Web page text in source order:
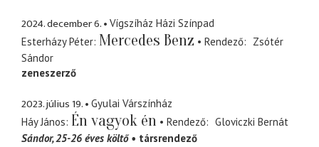
2024. december 6.
Vígszíház Házi Színpad
Esterházy Péter Mercedes Benz Rendező
Zsótér
Sándor
zeneszerző
2023. július 19.
Gyulai Várszínház
Háy János Én vagyok én Rendező
Gloviczki Bernát
Sándor 25-26 éves költő társrendező